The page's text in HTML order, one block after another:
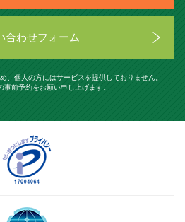
合わせフォーム
、個人の方にはサービスを提供しておりません。
前予約をお願い申し上げます。